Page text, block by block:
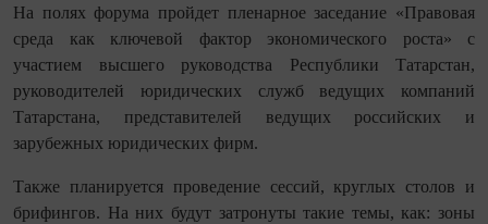
На полях форума пройдет пленарное заседание «Правовая
среда как ключевой фактор экономического роста» с
участием высшего руководства Республики Татарстан,
руководителей юридических служб ведущих компаний
Татарстана, представителей ведущих российских и
зарубежных юридических фирм.
Также планируется проведение сессий, круглых столов и
брифингов. На них будут затронуты такие темы, как: зоны